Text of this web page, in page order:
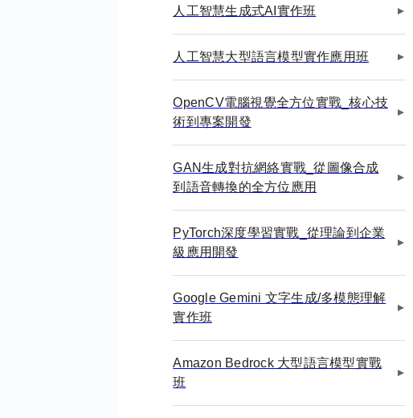
人工智慧生成式AI實作班
人工智慧大型語言模型實作應用班
OpenCV電腦視覺全方位實戰_核心技
術到專案開發
GAN生成對抗網絡實戰_從圖像合成
到語音轉換的全方位應用
PyTorch深度學習實戰_從理論到企業
級應用開發
Google Gemini 文字生成/多模態理解
實作班
Amazon Bedrock 大型語言模型實戰
班